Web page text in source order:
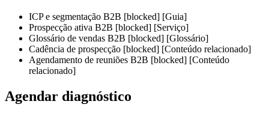
ICP e segmentação B2B [blocked] [Guia]
Prospecção ativa B2B [blocked] [Serviço]
Glossário de vendas B2B [blocked] [Glossário]
Cadência de prospecção [blocked] [Conteúdo relacionado]
Agendamento de reuniões B2B [blocked] [Conteúdo
relacionado]
Agendar diagnóstico